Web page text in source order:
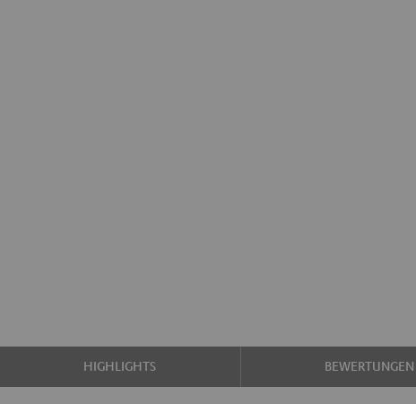
HIGHLIGHTS BEWERTUNGEN